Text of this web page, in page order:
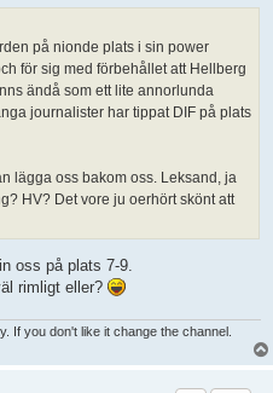
på nionde plats i sin power
för sig med förbehållet att Hellberg
ändå som ett lite annorlunda
journalister har tippat DIF på plats
lägga oss bakom oss. Leksand, ja
HV? Det vore ju oerhört skönt att
oss på plats 7-9.
rimligt eller?
If you don't like it change the channel.